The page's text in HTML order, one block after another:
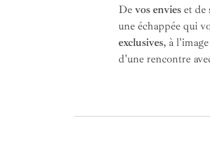
De vos envieset de
une échappée qui
exclusives, à
d'une rencontre